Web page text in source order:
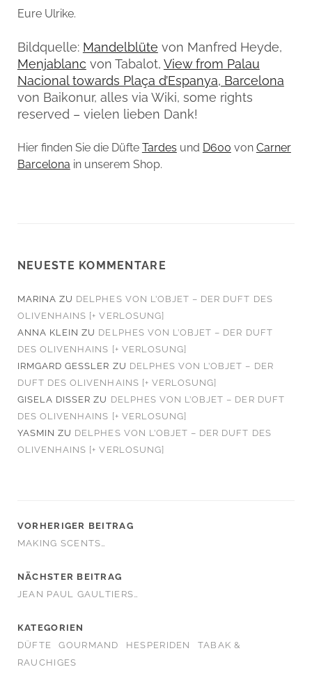
Eure Ulrike.
Bildquelle: Mandelblüte von Manfred Heyde,
Menjablanc von Tabalot, View from Palau
Nacional towards Plaça d’Espanya, Barcelona
von Baikonur, alles via Wiki, some rights
reserved – vielen lieben Dank!
Hier finden Sie die Düfte Tardes und D600 von Carner
Barcelona in unserem Shop.
NEUESTE KOMMENTARE
MARINA ZU DELPHES VON L’OBJET – DER DUFT DES
OLIVENHAINS [+ VERLOSUNG]
ANNA KLEIN ZU DELPHES VON L’OBJET – DER DUFT
DES OLIVENHAINS [+ VERLOSUNG]
IRMGARD GESSLER ZU DELPHES VON L’OBJET – DER
DUFT DES OLIVENHAINS [+ VERLOSUNG]
GISELA DISSER ZU DELPHES VON L’OBJET – DER DUFT
DES OLIVENHAINS [+ VERLOSUNG]
YASMIN ZU DELPHES VON L’OBJET – DER DUFT DES
OLIVENHAINS [+ VERLOSUNG]
VORHERIGER BEITRAG
MAKING SCENTS…
NÄCHSTER BEITRAG
JEAN PAUL GAULTIERS…
KATEGORIEN
DÜFTE
GOURMAND HESPERIDEN
TABAK &
RAUCHIGES